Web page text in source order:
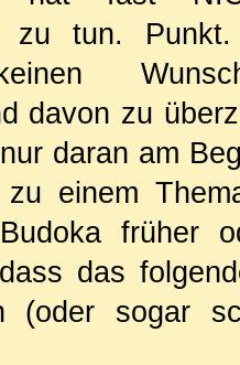
zu tun.
davon zu
daran am
zu einem
früher
das
(oder sogar